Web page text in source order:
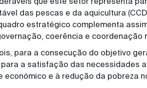
das pescas e da aquicultura
estratégico complementa
coerência e
para a consecução do objetivo
a satisfação das necessidades
económico e à redução da pobreza